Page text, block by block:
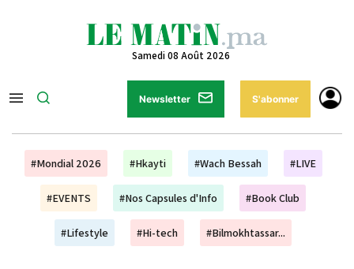
Samedi 08 Août 2026
Newsletter S'abonner
#Mondial 2026 #Hkayti #Wach Bessah #LIVE
#EVENTS #Nos Capsules d'Info #Book Club
#Lifestyle #Hi-tech #Bilmokhtassar...